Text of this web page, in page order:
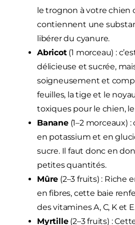
le trognon à votre chien
contiennent une
libérer du cyanure.
Abricot(1 morceau) :
délicieuse et sucrée,
soigneusement et
feuilles, la tige et le
toxiques pour le chien,
Banane(1–2 morceaux) :
en potassium et en
sucre. Il faut donc en
petites quantités.
Mûre (2–3 fruits) : Riche
en fibres, cette baie
des vitamines A, C, K et
Myrtille(2–3 fruits) :